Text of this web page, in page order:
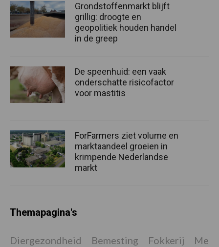
Grondstoffenmarkt blijft
grillig: droogte en
geopolitiek houden handel
in de greep
De speenhuid: een vaak
onderschatte risicofactor
voor mastitis
ForFarmers ziet volume en
marktaandeel groeien in
krimpende Nederlandse
markt
Themapagina's
Diergezondheid Bemesting Fokkerij